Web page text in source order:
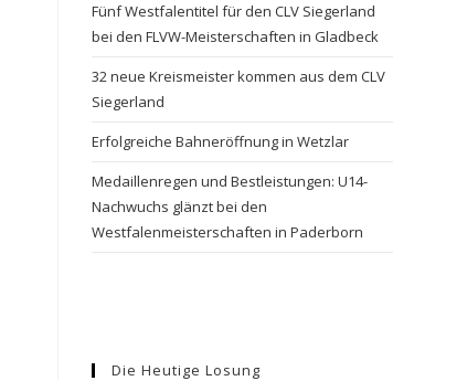
Fünf Westfalentitel für den CLV Siegerland
bei den FLVW-Meisterschaften in Gladbeck
32 neue Kreismeister kommen aus dem CLV
Siegerland
Erfolgreiche Bahneröffnung in Wetzlar
Medaillenregen und Bestleistungen: U14-
Nachwuchs glänzt bei den
Westfalenmeisterschaften in Paderborn
Die Heutige Losung